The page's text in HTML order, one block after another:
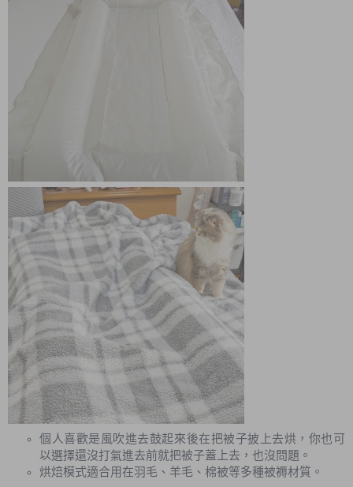
個人喜歡是風吹進去鼓起來後在把被子披上去烘，你也可
以選擇還沒打氣進去前就把被子蓋上去，也沒問題。
烘焙模式適合用在羽毛、羊毛、棉被等多種被褥材質。